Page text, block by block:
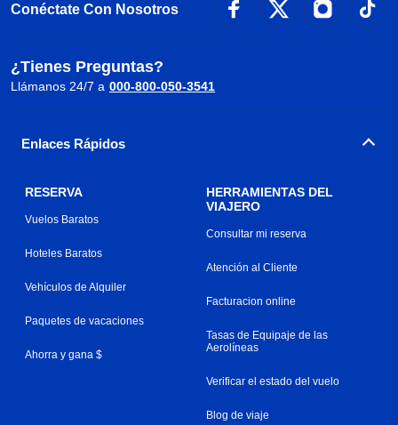
Conéctate Con Nosotros
¿Tienes Preguntas?
Llámanos 24/7 a 000-800-050-3541
Enlaces Rápidos
RESERVA
Vuelos Baratos
Hoteles Baratos
Vehículos de Alquiler
Paquetes de vacaciones
Ahorra y gana $
HERRAMIENTAS DEL
VIAJERO
Consultar mi reserva
Atención al Cliente
Facturacion online
Tasas de Equipaje de las
Aerolíneas
Verificar el estado del vuelo
Blog de viaje